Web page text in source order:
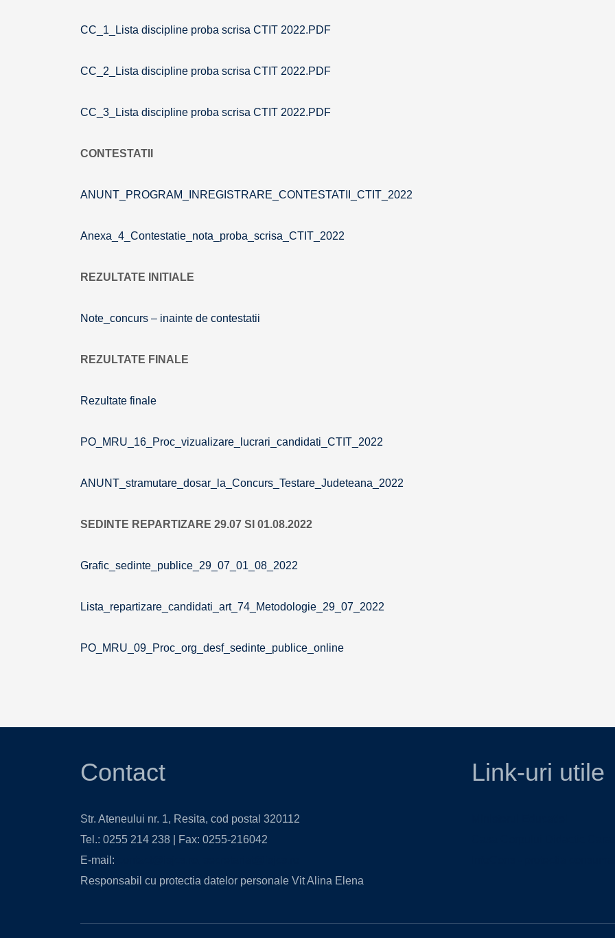
CC_1_Lista discipline proba scrisa CTIT 2022.PDF
CC_2_Lista discipline proba scrisa CTIT 2022.PDF
CC_3_Lista discipline proba scrisa CTIT 2022.PDF
CONTESTATII
ANUNT_PROGRAM_INREGISTRARE_CONTESTATII_CTIT_2022
Anexa_4_Contestatie_nota_proba_scrisa_CTIT_2022
REZULTATE INITIALE
Note_concurs – inainte de contestatii
REZULTATE FINALE
Rezultate finale
PO_MRU_16_Proc_vizualizare_lucrari_candidati_CTIT_2022
ANUNT_stramutare_dosar_la_Concurs_Testare_Judeteana_2022
SEDINTE REPARTIZARE 29.07 SI 01.08.2022
Grafic_sedinte_publice_29_07_01_08_2022
Lista_repartizare_candidati_art_74_Metodologie_29_07_2022
PO_MRU_09_Proc_org_desf_sedinte_publice_online
Contact
Str. Ateneului nr. 1, Resita, cod postal 320112
Tel.: 0255 214 238 | Fax: 0255-216042
E-mail:
Responsabil cu protectia datelor personale Vit Alina Elena
Link-uri utile